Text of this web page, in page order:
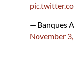
— Banques
November